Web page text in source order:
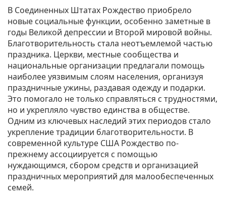
В Соединенных Штатах Рождество приобрело
новые социальные функции, особенно заметные в
годы Великой депрессии и Второй мировой войны.
Благотворительность стала неотъемлемой частью
праздника. Церкви, местные сообщества и
национальные организации предлагали помощь
наиболее уязвимым слоям населения, организуя
праздничные ужины, раздавая одежду и подарки.
Это помогало не только справляться с трудностями,
но и укрепляло чувство единства в обществе.
Одним из ключевых наследий этих периодов стало
укрепление традиции благотворительности. В
современной культуре США Рождество по-
прежнему ассоциируется с помощью
нуждающимся, сбором средств и организацией
праздничных мероприятий для малообеспеченных
семей.